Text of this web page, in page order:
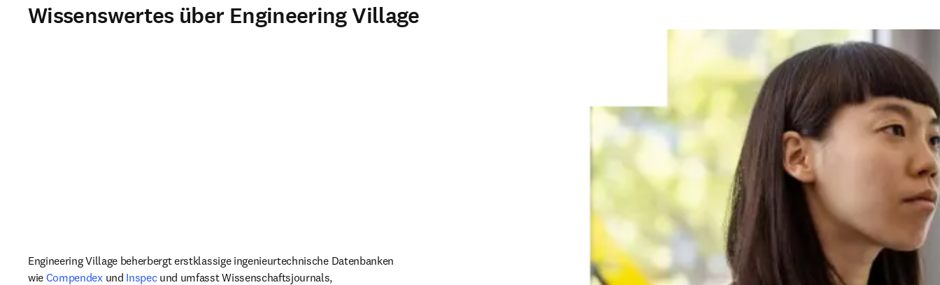
Wissenswertes über Engineering Village
Engineering Village beherbergt erstklassige ingenieurtechnische Datenbanken
wie Compendex und Inspec und umfasst Wissenschaftsjournals,